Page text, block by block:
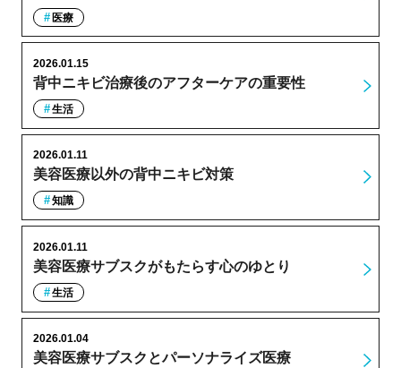
医療
背中ニキビ治療後のアフターケアの重要性
2026.01.15
生活
美容医療以外の背中ニキビ対策
2026.01.11
知識
美容医療サブスクがもたらす心のゆとり
2026.01.11
生活
美容医療サブスクとパーソナライズ医療
2026.01.04